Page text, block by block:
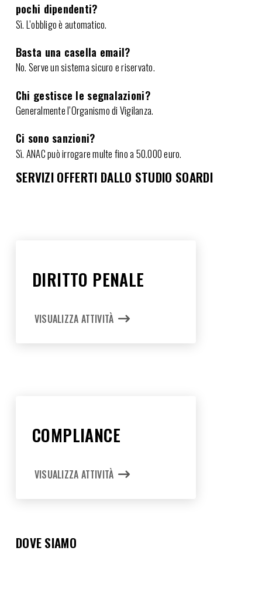
pochi dipendenti?
Sì. L’obbligo è automatico.
Basta una casella email?
No. Serve un sistema sicuro e riservato.
Chi gestisce le segnalazioni?
Generalmente l’Organismo di Vigilanza.
Ci sono sanzioni?
Sì. ANAC può irrogare multe fino a 50.000 euro.
SERVIZI OFFERTI DALLO STUDIO SOARDI
DIRITTO PENALE
VISUALIZZA ATTIVITÀ
COMPLIANCE
VISUALIZZA ATTIVITÀ
DOVE SIAMO